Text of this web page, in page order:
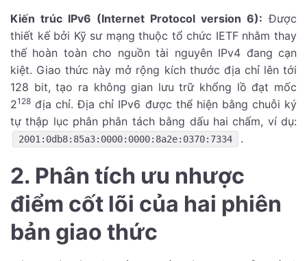
Kiến trúc IPv6 (Internet Protocol version 6): Được
thiết kế bởi Kỹ sư mạng thuộc tổ chức IETF nhằm thay
thế hoàn toàn cho nguồn tài nguyên IPv4 đang cạn
kiệt. Giao thức này mở rộng kích thước địa chỉ lên tới
128 bit, tạo ra không gian lưu trữ khổng lồ đạt mốc
2128 địa chỉ. Địa chỉ IPv6 được thể hiện bằng chuỗi ký
tự thập lục phân phân tách bằng dấu hai chấm, ví dụ:
2001:0db8:85a3:0000:0000:8a2e:0370:7334 .
2. Phân tích ưu nhược
điểm cốt lõi của hai phiên
bản giao thức